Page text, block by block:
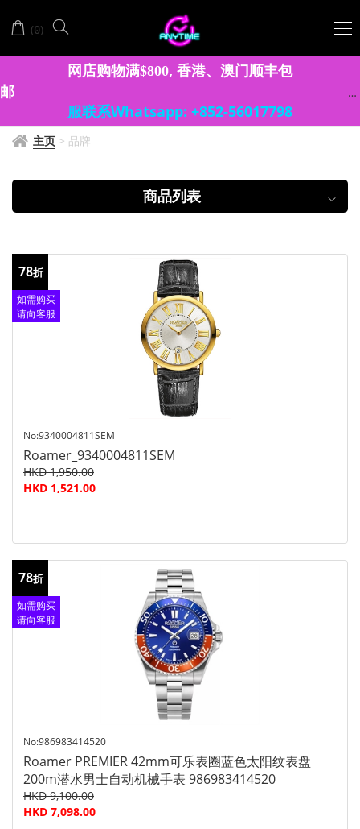
ROAMER
瑞
士
罗
马
表
(0)
网店购物满$800, 香港、澳门顺丰包
邮
服联系Whatsapp: +852-56017798
主页 > 品牌
商品列表
78折
如需购买
请向客服
No:9340004811SEM
Roamer_9340004811SEM
HKD 1,950.00
HKD 1,521.00
78折
如需购买
请向客服
No:986983414520
Roamer PREMIER 42mm可乐表圈蓝色太阳纹表盘
200m潜水男士自动机械手表 986983414520
HKD 9,100.00
HKD 7,098.00